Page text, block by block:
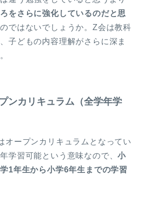
をさらに強化しているのだと思
のではないでしょうか。Z会は教科
子どもの内容理解がさらに深ま
ンカリキュラム（全学年学
オープンカリキュラムとなってい
学習可能という意味なので、小
1年生から小学6年生までの学習